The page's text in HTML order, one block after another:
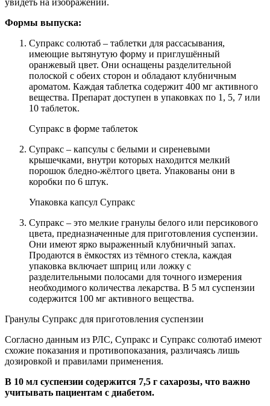
Формы выпуска:
Супракс солютаб – таблетки для рассасывания,
имеющие вытянутую форму и приглушённый
оранжевый цвет. Они оснащены разделительной
полоской с обеих сторон и обладают клубничным
ароматом. Каждая таблетка содержит 400 мг активного
вещества. Препарат доступен в упаковках по 1, 5, 7 или
10 таблеток.
Супракс в форме таблеток
Супракс – капсулы с белыми и сиреневыми
крышечками, внутри которых находится мелкий
порошок бледно-жёлтого цвета. Упакованы они в
коробки по 6 штук.
Упаковка капсул Супракс
Супракс – это мелкие гранулы белого или персикового
цвета, предназначенные для приготовления суспензии.
Они имеют ярко выраженный клубничный запах.
Продаются в ёмкостях из тёмного стекла, каждая
упаковка включает шприц или ложку с
разделительными полосами для точного измерения
необходимого количества лекарства. В 5 мл суспензии
содержится 100 мг активного вещества.
Гранулы Супракс для приготовления суспензии
Согласно данным из РЛС, Супракс и Супракс солютаб имеют
схожие показания и противопоказания, различаясь лишь
дозировкой и правилами применения.
В 10 мл суспензии содержится 7,5 г сахарозы, что важно
учитывать пациентам с диабетом.